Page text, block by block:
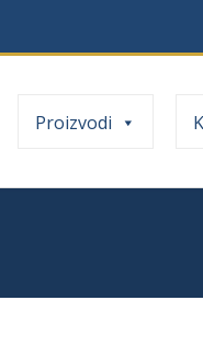
Proizvodi